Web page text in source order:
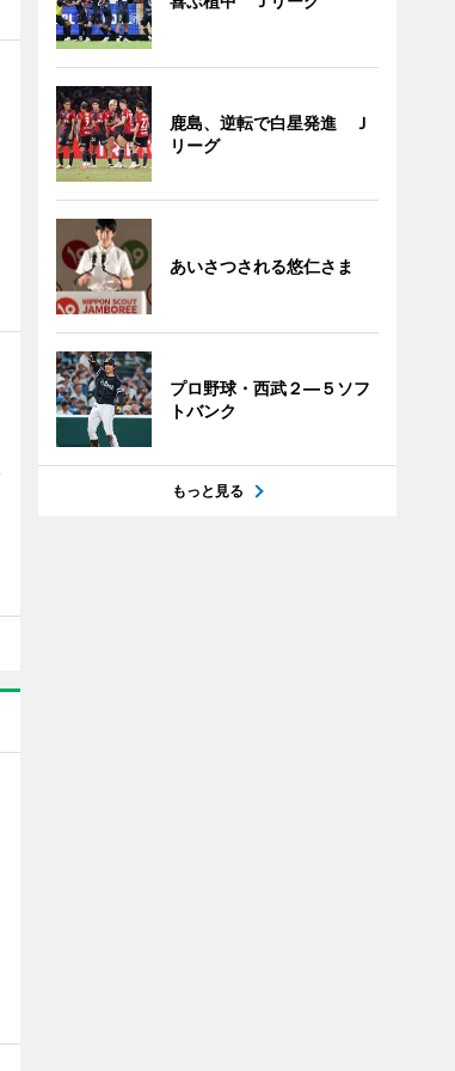
鹿島、逆転で白星発進 Ｊ
リーグ
あいさつされる悠仁さま
プロ野球・西武２―５ソフ
トバンク
もっと見る